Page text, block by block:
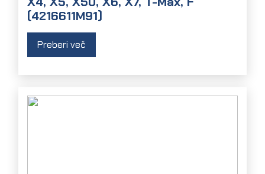
(4216611M91)
Preberi več